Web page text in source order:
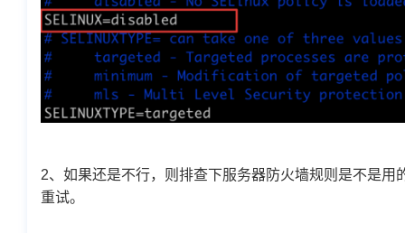
2、如果还是不行，则排查下服务器防火墙规则是不是
重试。